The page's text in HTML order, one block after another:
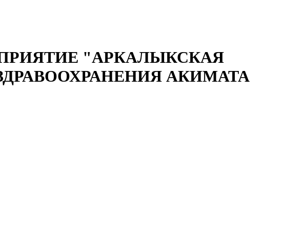
"АРКАЛЫКСКАЯ
АКИМАТА